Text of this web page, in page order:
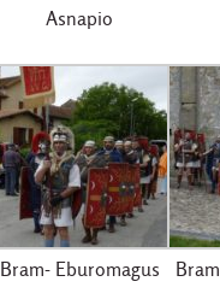
Asnapio
Bram- Eburomagus